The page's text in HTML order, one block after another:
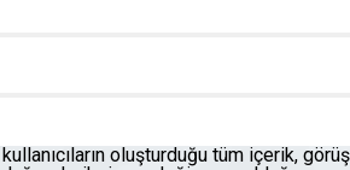
oluşturduğu tüm içerik, görüş